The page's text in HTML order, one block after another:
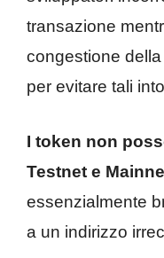
transazione
congestione
per evitare tali
I token non
Testnet e
essenzialmente
a un indirizzo